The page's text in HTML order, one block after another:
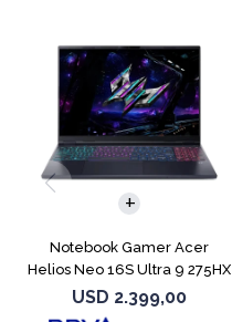
Notebook Gamer Acer
Helios Neo 16S Ultra 9 275HX
1TB 5060
USD 2.399,00
COMPARAR